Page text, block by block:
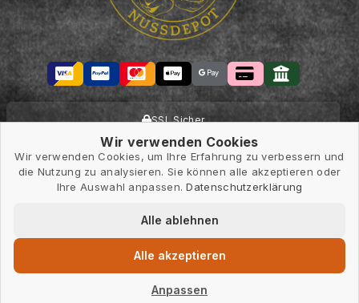
SSL Sicher
Sichere Zahlung
Versandkosten. Änderungen und Irrtümer vorbehalten.
Wir verwenden Cookies
Wir verwenden Cookies, um Ihre Erfahrung zu verbessern und
die Nutzung zu analysieren. Sie können alle akzeptieren oder
Ihre Auswahl anpassen.Datenschutzerklärung
Alle ablehnen
Alle akzeptieren
Anpassen